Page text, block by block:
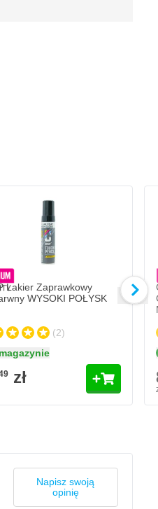
Lakier Zaprawkowy
WYSOKI POŁYSK
(2)
zł
Napisz swoją
opinię